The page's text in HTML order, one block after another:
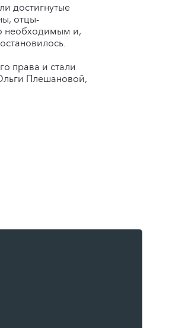
достигнутые
отцы-
необходимым и,
права и стали
Плешановой,